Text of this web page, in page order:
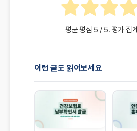
평균 평점 5 / 5. 평가 집계
이런 글도 읽어보세요